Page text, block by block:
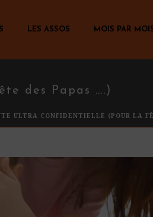
LES ASSOS MOIS PAR
des Papas ….)
ULTRA CONFIDENTIELLE (POUR LA